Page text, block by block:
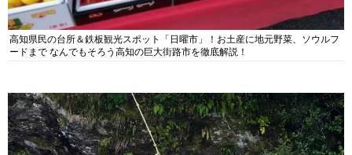
高知県民の台所＆鉄板観光スポット「日曜市」！お土産に地元野菜、ソウルフ
ードまで なんでもそろう高知の巨大街路市を徹底解説！